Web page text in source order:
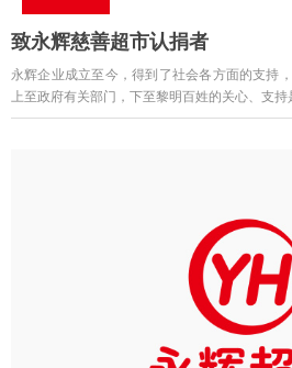
致永辉慈善超市认捐者
永辉企业成立至今，得到了社会各方面的支持
上至政府有关部门，下至黎明百姓的关心、支持